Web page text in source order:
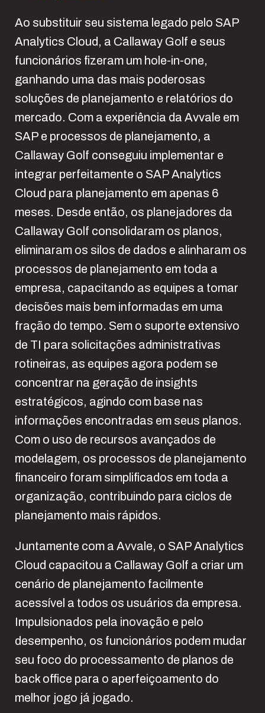
Ao substituir seu sistema legado pelo SAP
Analytics Cloud, a Callaway Golf e seus
funcionários fizeram um hole-in-one,
ganhando uma das mais poderosas
soluções de planejamento e relatórios do
mercado. Com a experiência da Avvale em
SAP e processos de planejamento, a
Callaway Golf conseguiu implementar e
integrar perfeitamente o SAP Analytics
Cloud para planejamento em apenas 6
meses. Desde então, os planejadores da
Callaway Golf consolidaram os planos,
eliminaram os silos de dados e alinharam os
processos de planejamento em toda a
empresa, capacitando as equipes a tomar
decisões mais bem informadas em uma
fração do tempo. Sem o suporte extensivo
de TI para solicitações administrativas
rotineiras, as equipes agora podem se
concentrar na geração de insights
estratégicos, agindo com base nas
informações encontradas em seus planos.
Com o uso de recursos avançados de
modelagem, os processos de planejamento
financeiro foram simplificados em toda a
organização, contribuindo para ciclos de
planejamento mais rápidos.
Juntamente com a Avvale, o SAP Analytics
Cloud capacitou a Callaway Golf a criar um
cenário de planejamento facilmente
acessível a todos os usuários da empresa.
Impulsionados pela inovação e pelo
desempenho, os funcionários podem mudar
seu foco do processamento de planos de
back office para o aperfeiçoamento do
melhor jogo já jogado.